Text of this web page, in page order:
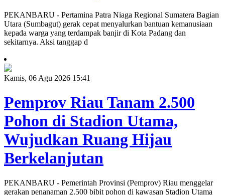
PEKANBARU - Pertamina Patra Niaga Regional Sumatera Bagian
Utara (Sumbagut) gerak cepat menyalurkan bantuan kemanusiaan
kepada warga yang terdampak banjir di Kota Padang dan
sekitarnya. Aksi tanggap d
Kamis, 06 Agu 2026 15:41
Pemprov Riau Tanam 2.500
Pohon di Stadion Utama,
Wujudkan Ruang Hijau
Berkelanjutan
PEKANBARU - Pemerintah Provinsi (Pemprov) Riau menggelar
gerakan penanaman 2.500 bibit pohon di kawasan Stadion Utama